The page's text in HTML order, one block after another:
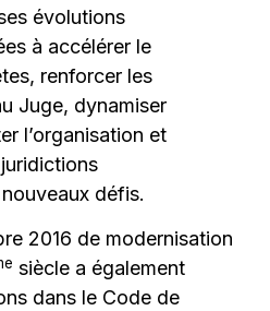
évolutions
à accélérer le
renforcer les
Juge, dynamiser
l’organisation et
défis.
2016 de modernisation
siècle a également
dans le Code de